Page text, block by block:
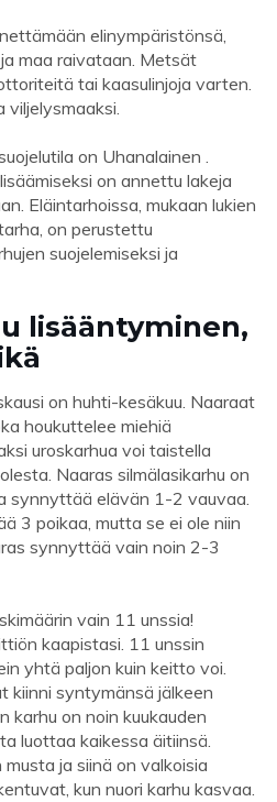
elinympäristönsä,
maa raivataan. Metsät
tai kaasulinjoja varten.
viljelysmaaksi.
on Uhanalainen .
on annettu lakeja
Eläintarhoissa, mukaan lukien
on perustettu
suojelemiseksi ja
lisääntyminen,
on huhti-kesäkuu. Naaraat
houkuttelee miehiä
uroskarhua voi taistella
Naaras silmälasikarhu on
synnyttää elävän 1-2 vauvaa.
3 poikaa, mutta se ei ole niin
synnyttää vain noin 2-3
vain 11 unssia!
kaapistasi. 11 unssin
yhtä paljon kuin keitto voi.
kiinni syntymänsä jälkeen
karhu on noin kuukauden
luottaa kaikessa äitiinsä.
ja siinä on valkoisia
kun nuori karhu kasvaa.